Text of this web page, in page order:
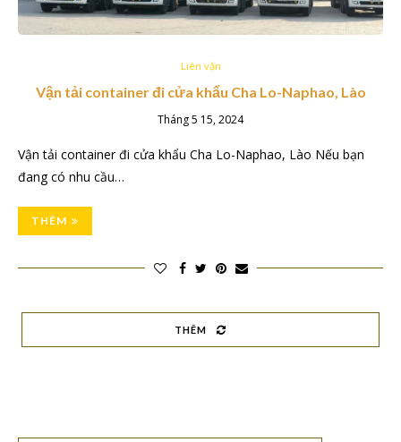
Liên vận
Vận tải container đi cửa khẩu Cha Lo-Naphao, Lào
Tháng 5 15, 2024
Vận tải container đi cửa khẩu Cha Lo-Naphao, Lào Nếu bạn
đang có nhu cầu…
THÊM
THÊM